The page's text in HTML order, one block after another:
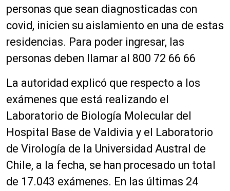
personas que sean diagnosticadas con
covid, inicien su aislamiento en una de estas
residencias. Para poder ingresar, las
personas deben llamar al 800 72 66 66
La autoridad explicó que respecto a los
exámenes que está realizando el
Laboratorio de Biología Molecular del
Hospital Base de Valdivia y el Laboratorio
de Virología de la Universidad Austral de
Chile, a la fecha, se han procesado un total
de 17.043 exámenes. En las últimas 24